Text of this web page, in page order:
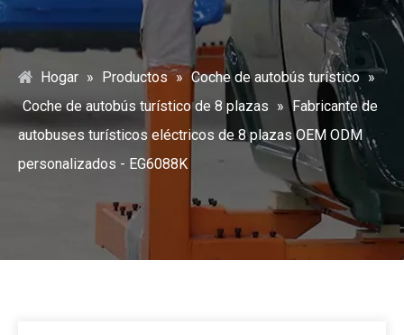
Hogar » Productos » Coche de autobús turístico »
Coche de autobús turístico de 8 plazas » Fabricante de
autobuses turísticos eléctricos de 8 plazas OEM ODM
personalizados - EG6088K